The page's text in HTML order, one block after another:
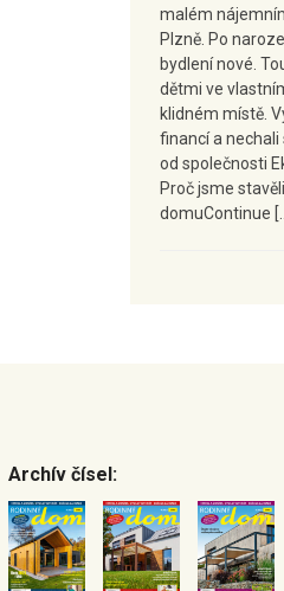
malém
Plzně. Po
bydlení nové.
dětmi ve
klidném místě.
financí a
od společnosti
Proč jsme
domuContinue […]
Archív čísel: